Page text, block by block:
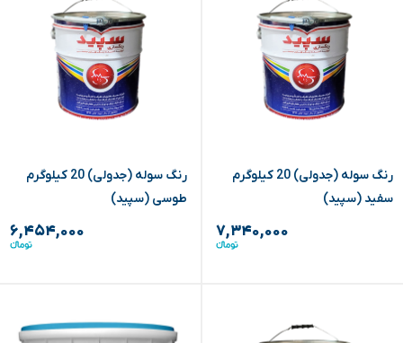
رنگ سوله (جدولی) 20 کیلوگرم
سفید (سپید)
۷,۳۴۰,۰۰۰
رنگ سوله (جدولی) 20 کیلوگرم
طوسی (سپید)
۶,۴۵۴,۰۰۰